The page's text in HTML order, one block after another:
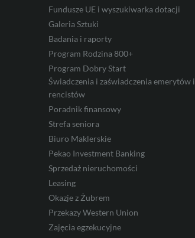
Fundusze UE i wyszukiwarka dotacji
Galeria Sztuki
Badania i raporty
Program Rodzina 800+
Program Dobry Start
Świadczenia i zaświadczenia emerytów i
rencistów
Poradnik finansowy
Strefa seniora
Biuro Maklerskie
Pekao Investment Banking
Sprzedaż nieruchomości
Leasing
Okazje z Żubrem
Przekazy Western Union
Zajęcia egzekucyjne